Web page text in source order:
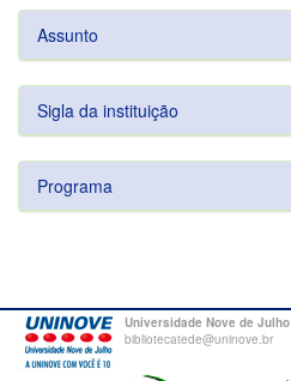
Assunto
Sigla da instituição
Programa
Universidade Nove de Julho
bibliotecatede@uninove.br